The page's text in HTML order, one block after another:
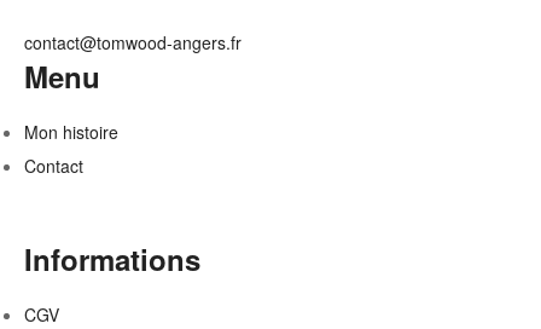
contact@tomwood-angers.fr
Menu
Mon histoire
Contact
Informations
CGV